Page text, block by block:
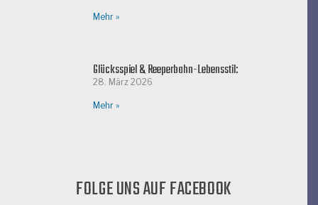
Mehr »
Glücksspiel & Reeperbahn-Lebensstil:
28. März 2026
Mehr »
FOLGE UNS AUF FACEBOOK